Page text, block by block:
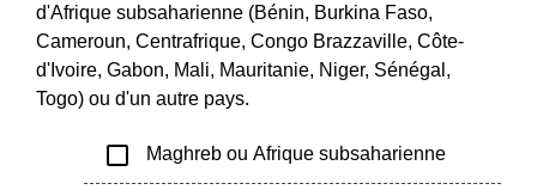
d'Afrique subsaharienne (Bénin, Burkina Faso,
Cameroun, Centrafrique, Congo Brazzaville, Côte-
d'Ivoire, Gabon, Mali, Mauritanie, Niger, Sénégal,
Togo) ou d'un autre pays.
check_box_outline_blank Maghreb ou Afrique subsaharienne